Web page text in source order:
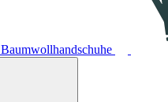
Baumwollhandschuhe